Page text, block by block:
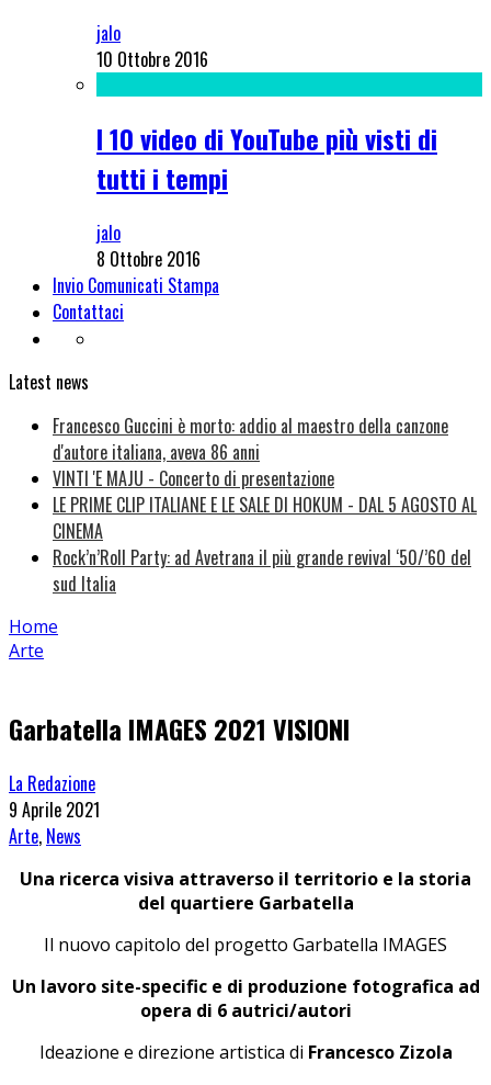
jalo
10 Ottobre 2016
I 10 video di YouTube più visti di
tutti i tempi
jalo
8 Ottobre 2016
Invio Comunicati Stampa
Contattaci
Latest news
Francesco Guccini è morto: addio al maestro della canzone
d'autore italiana, aveva 86 anni
VINTI 'E MAJU - Concerto di presentazione
LE PRIME CLIP ITALIANE E LE SALE DI HOKUM - DAL 5 AGOSTO AL
CINEMA
Rock’n’Roll Party: ad Avetrana il più grande revival ‘50/’60 del
sud Italia
Home
Arte
Garbatella IMAGES 2021 VISIONI
La Redazione
9 Aprile 2021
Arte, News
Una ricerca visiva attraverso il territorio e la storia
del quartiere Garbatella
Il nuovo capitolo del progetto Garbatella IMAGES
Un lavoro site-specific e di produzione fotografica ad
opera di 6 autrici/autori
Ideazione e direzione artistica di Francesco Zizola